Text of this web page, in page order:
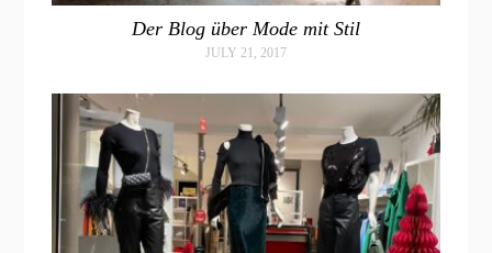
Der Blog über Mode mit Stil
JULY 21, 2017